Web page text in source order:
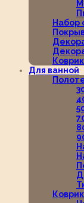
Набор
Для ванной